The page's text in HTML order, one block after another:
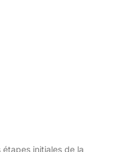
initiales de la